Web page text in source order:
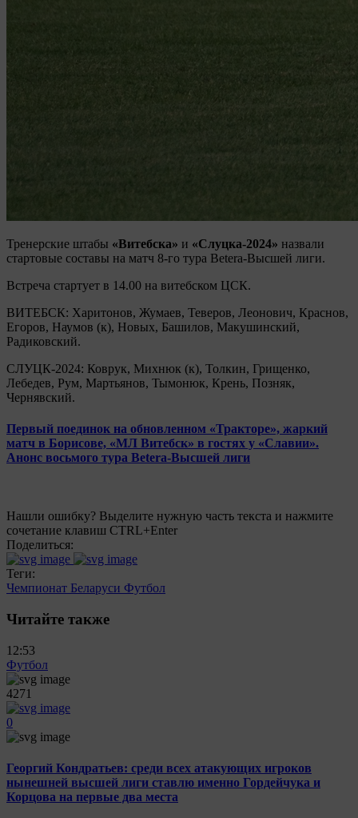
Тренерские штабы «Витебска» и «Слуцка-2024» назвали
стартовые составы на матч 8-го тура Betera-Высшей лиги.
Встреча стартует в 14.00 на витебском ЦСК.
ВИТЕБСК: Харитонов, Жумаев, Теверов, Леонович, Краснов,
Егоров, Наумов (к), Новых, Башилов, Макушинский,
Радиковский.
СЛУЦК-2024: Коврук, Михнюк (к), Толкин, Грищенко,
Лебедев, Рум, Мартьянов, Тымонюк, Крень, Позняк,
Чернявский.
Первый поединок на обновленном «Тракторе», жаркий
матч в Борисове, «МЛ Витебск» в гостях у «Славии».
Анонс восьмого тура Betera-Высшей лиги
Нашли ошибку? Выделите нужную часть текста и нажмите
сочетание клавиш CTRL+Enter
Поделиться:
Теги:
Чемпионат Беларуси Футбол
Читайте также
12:53
Футбол
4271
0
Георгий Кондратьев: среди всех атакующих игроков
нынешней высшей лиги ставлю именно Гордейчука и
Корцова на первые два места